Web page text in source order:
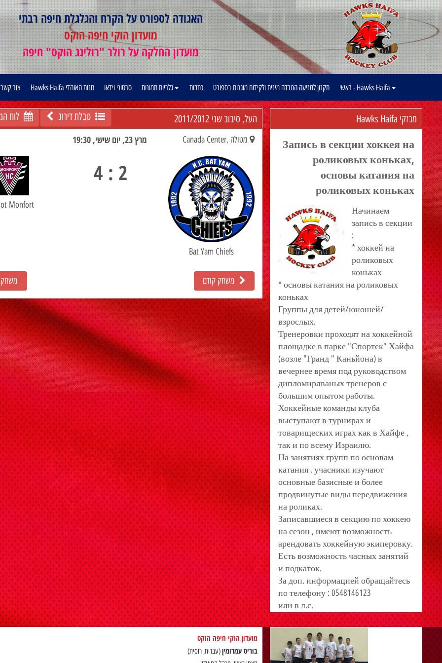
האגודה לספורט על הקרח והגלגלת חיפה רבתי
מועדון הוקי חיפה הוקס
מועדון החלקה על רולר "רולינג הוקס" חיפה
תקנון למניעה הטרדה מינית ולקידום מוגנות בספורט כתבות גלריות תמונות סרטוני וידאו חנות האוהדי Hawks Haifa צור קשר
מבזקי Hawks Haifa
Запись в секции хоккея на
роликовых коньках,
основы катания на
роликовых коньках
Начинаем
запись в секции
:
* хоккей на
роликовых
коньках
* основы катания на роликовых
коньках
Группы для детей/юношей/
взрослых.
Тренеровки проходят на хоккейной
площадке в парке "Спортек" Хайфа
(возле "Гранд " Каньйона) в
вечернее время под руководством
дипломирлваных тренеров с
большим опытом работы.
Хоккейные команды клуба
выступают в турнирах и
товарищеских играх как в Хайфе ,
так и по всему Израилю.
На занятиях групп по основам
катания , учасники изучают
основные базисные и более
продвинутые виды передвижения
на роликах.
Записавшиеся в секцию по хоккею
на сезон , имеют возможность
арендовать хоккейную экиперовку.
Есть возможность часных занятий
и подкаток.
За доп. информацией обращайтесь
по телефону : 0548146123
или в л.с.
העל, סיבוב שני 2011/2012 לוח טבלת דירוג
מטולה ,Canada Center מרץ 23, יום שישי, 19:30
Bat Yam Chiefs
2 : 4
Monfort
משחק קודם
מועדון הוקי חיפה הוקס
בוריס עמרומין(עברית, רוסית)